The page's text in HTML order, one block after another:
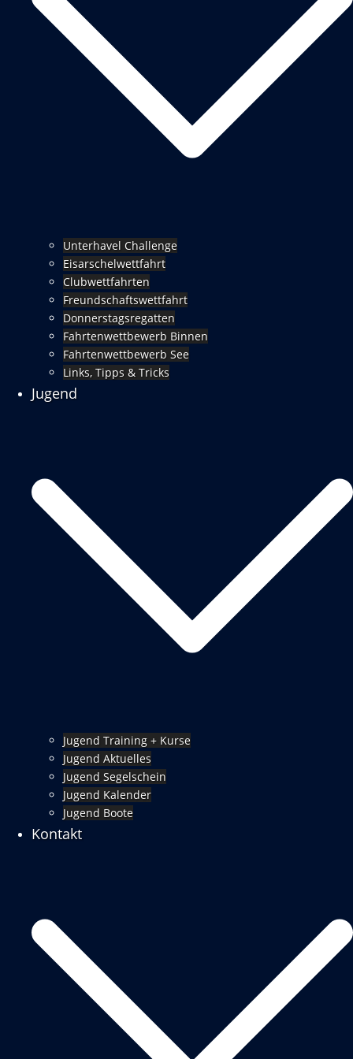
Unterhavel Challenge
Eisarschelwettfahrt
Clubwettfahrten
Freundschaftswettfahrt
Donnerstagsregatten
Fahrtenwettbewerb Binnen
Fahrtenwettbewerb See
Links, Tipps & Tricks
Jugend
Jugend Training + Kurse
Jugend Aktuelles
Jugend Segelschein
Jugend Kalender
Jugend Boote
Kontakt